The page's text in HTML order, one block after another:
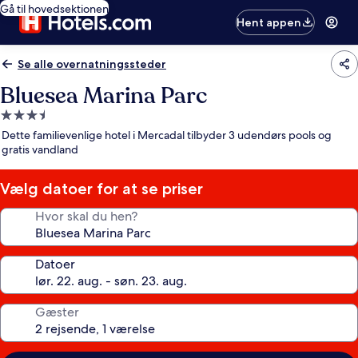
Gå til hovedsektionen
Hent appen
Se alle overnatningssteder
Bluesea Marina Parc
3.5-
stjernet
overnatningssted
Dette familievenlige hotel i Mercadal tilbyder 3 udendørs pools og
gratis vandland
Vælg datoer for at se priser
Hvor skal du hen?
Datoer
Gæster